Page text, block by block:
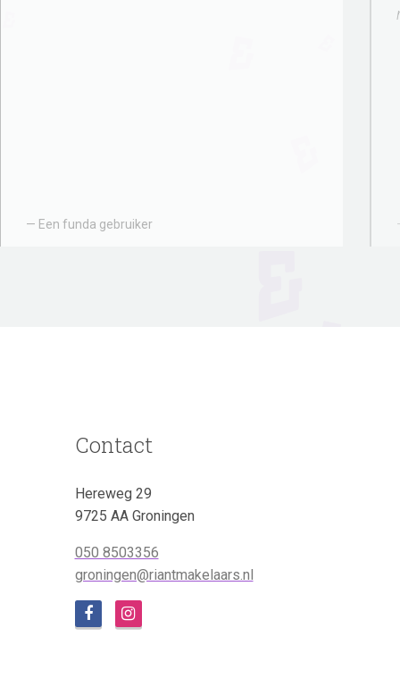
Een funda gebruiker
Contact
Hereweg 29
9725 AA Groningen
050 8503356
groningen@riantmakelaars.nl